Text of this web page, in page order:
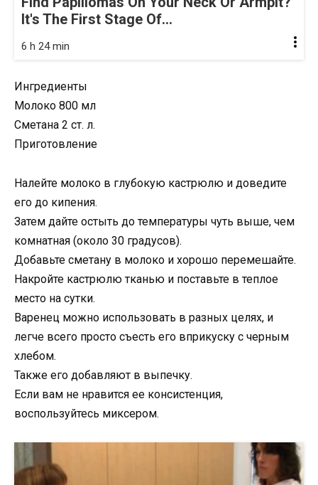
It's The First Stage Of...
6 h 24 min
Ингредиенты
Молоко 800 мл
Сметана 2 ст. л.
Приготовление
Налейте молоко в глубокую кастрюлю и доведите
его до кипения.
Затем дайте остыть до температуры чуть выше, чем
комнатная (около 30 градусов).
Добавьте сметану в молоко и хорошо перемешайте.
Накройте кастрюлю тканью и поставьте в теплое
место на сутки.
Варенец можно использовать в разных целях, и
легче всего просто съесть его вприкуску с черным
хлебом.
Также его добавляют в выпечку.
Если вам не нравится ее консистенция,
воспользуйтесь миксером.